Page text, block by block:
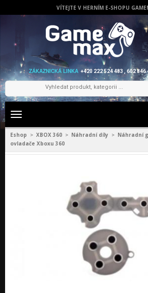
VÍTEJTE V HERNÍM E-SHOPU
ZÁKAZNICKÁ LINKA +420 222 524 483 , 602 846
Zobrazit
Eshop > XBOX 360 > Náhradní díly > Náhradní
ovladače Xboxu 360